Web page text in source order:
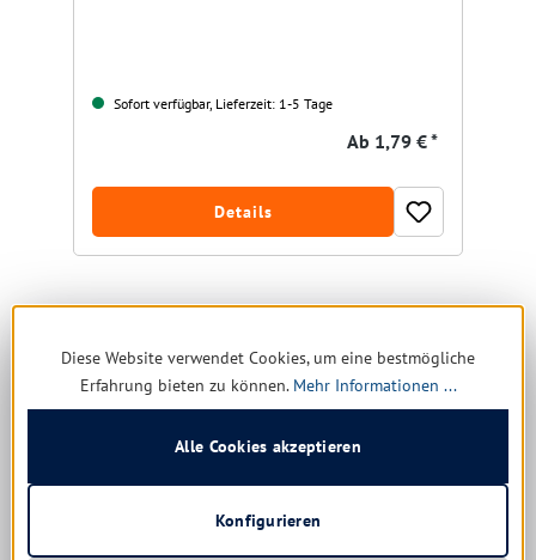
Sofort verfügbar, Lieferzeit: 1-5 Tage
Ab 1,79 € *
Details
Produktgalerie überspringen
Ähnliche Produkte
Diese Website verwendet Cookies, um eine bestmögliche
Erfahrung bieten zu können. Mehr Informationen ...
Konfigurieren
Alle Cookies akzeptieren